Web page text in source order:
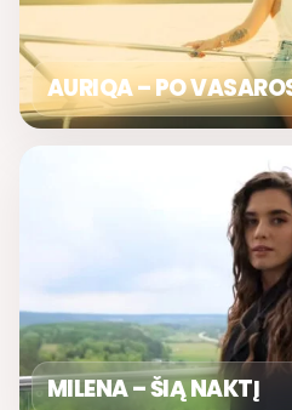
AURIQA – PO
MILENA – ŠIĄ NAKTĮ